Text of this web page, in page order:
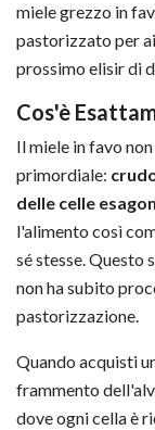
miele grezzo in
pastorizzato per
prossimo elisir di
Cos'è
Il miele in favo
primordiale:
delle celle
l'alimento così
sé stesse. Questo
non ha subito
pastorizzazione.
Quando acquisti
frammento
dove ogni cella è